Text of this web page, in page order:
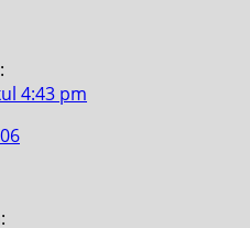
4:43 pm